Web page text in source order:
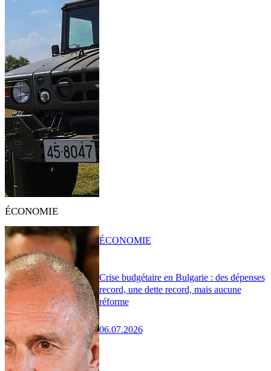
ÉCONOMIE
Crise budgétaire en Bulgarie : des dépenses
record, une dette record, mais aucune
réforme
06.07.2026
ÉCONOMIE